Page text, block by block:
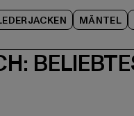
MÄNTEL